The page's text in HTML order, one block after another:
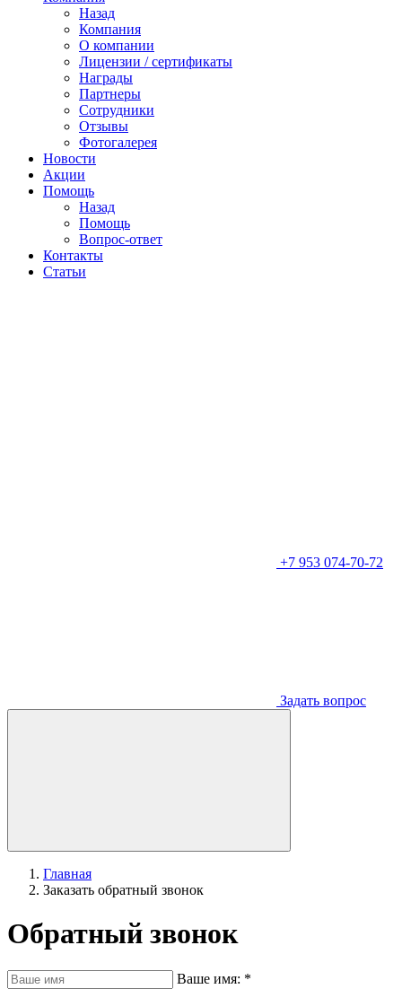
Назад
Компания
О компании
Лицензии / сертификаты
Награды
Партнеры
Сотрудники
Отзывы
Фотогалерея
Новости
Акции
Помощь
Назад
Помощь
Вопрос-ответ
Контакты
Статьи
+7 953 074-70-72
Задать вопрос
Главная
Заказать обратный звонок
Обратный звонок
Ваше имя: *